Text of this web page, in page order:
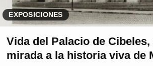
EXPOSICIONES
Vida del Palacio de Cibeles,
mirada a la historia viva de